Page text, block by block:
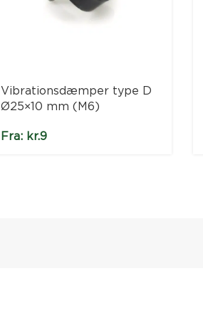
Vibrationsdæmper type D
Ø25×10 mm (M6)
Fra: kr.9